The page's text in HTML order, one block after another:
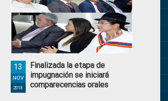
Finalizada la etapa de
impugnación se iniciará
comparecencias orales
13
NOV
2018